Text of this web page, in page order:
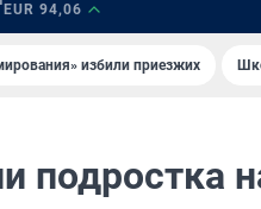
EUR 94,06
избили приезжих
подростка